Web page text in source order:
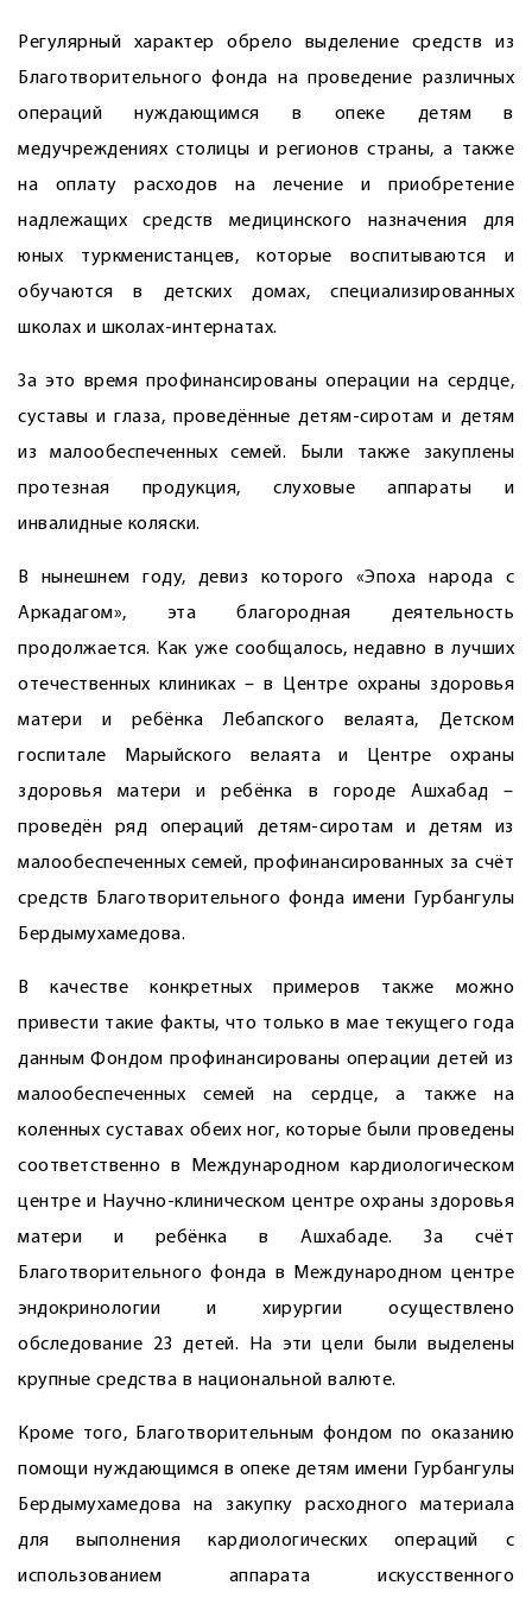
Регулярный характер обрело выделение средств из
Благотворительного фонда на проведение различных
операций нуждающимся в опеке детям в
медучреждениях столицы и регионов страны, а также
на оплату расходов на лечение и приобретение
надлежащих средств медицинского назначения для
юных туркменистанцев, которые воспитываются и
обучаются в детских домах, специа­лизированных
школах и школах-интернатах.
За это время профинансированы операции на сердце,
суставы и глаза, проведённые детям-сиротам и детям
из малообеспеченных семей. Были также закуплены
протезная продукция, слуховые аппараты и
инвалидные коляски.
В нынешнем году, девиз которого «Эпоха народа с
Аркадагом», эта благородная деятельность
продолжается. Как уже сообщалось, недавно в лучших
отечественных клиниках – в Центре охраны здоровья
матери и ребёнка Лебапского велаята, Детском
госпитале Марыйского велаята и Центре охраны
здоровья матери и ребёнка в городе Ашхабад –
проведён ряд операций детям-сиротам и детям из
малообеспеченных семей, профинансированных за счёт
средств Благотворительного фонда имени Гурбангулы
Бердымухамедова.
В качестве конкретных примеров также можно
привести такие факты, что только в мае текущего года
данным Фондом профинансированы операции детей из
малообеспеченных семей на сердце, а также на
коленных суставах обеих ног, которые были проведены
соответственно в Международном кардиологическом
центре и Научно-клиническом центре охраны здо­ровья
матери и ребёнка в Ашхабаде. За счёт
Благотворительного фонда в Международном центре
эндокринологии и хирургии осуществлено
обследование 23 детей. На эти цели были выделены
крупные средства в национальной валюте.
Кроме того, Благотворительным фондом по оказанию
помощи нуждающимся в опеке детям имени Гурбангулы
Бердымухамедова на закупку расходного материала
для выполнения кардиологических операций с
использованием аппарата искусственного